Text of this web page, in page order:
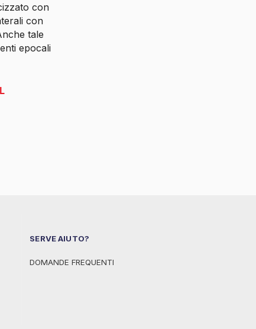
con
con
tale
epocali
SERVE AIUTO?
DOMANDE FREQUENTI